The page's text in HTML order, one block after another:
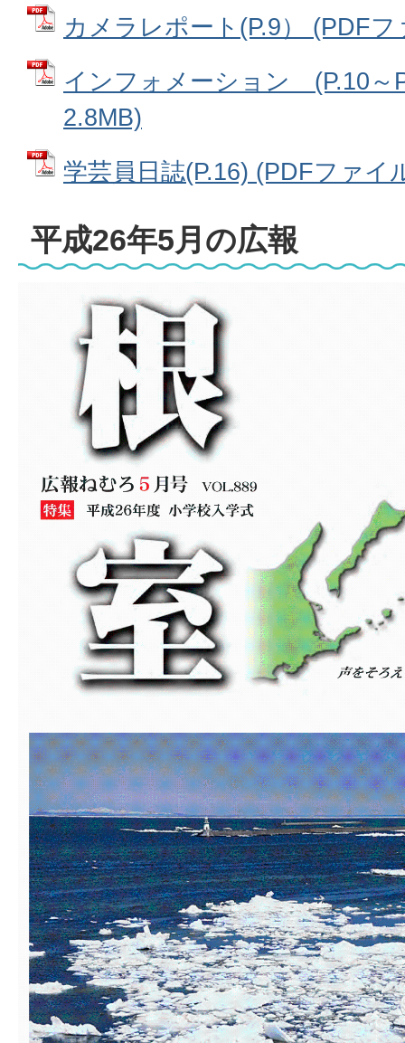
カメラレポート(P.9） (PDF
インフォメーション (P.10～
2.8MB)
学芸員日誌(P.16) (PDFファイ
平成26年5月の広報